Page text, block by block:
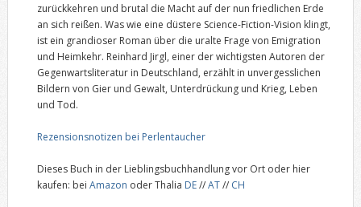
zurückkehren und brutal die Macht auf der nun friedlichen Erde
an sich reißen. Was wie eine düstere Science-Fiction-Vision klingt,
ist ein grandioser Roman über die uralte Frage von Emigration
und Heimkehr. Reinhard Jirgl, einer der wichtigsten Autoren der
Gegenwartsliteratur in Deutschland, erzählt in unvergesslichen
Bildern von Gier und Gewalt, Unterdrückung und Krieg, Leben
und Tod.
Rezensionsnotizen bei Perlentaucher
Dieses Buch in der Lieblingsbuchhandlung vor Ort oder hier
kaufen: bei Amazon oder Thalia DE//AT// CH